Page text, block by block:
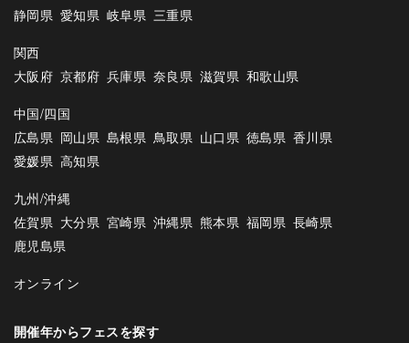
静岡県 愛知県 岐阜県 三重県
関西
大阪府 京都府 兵庫県 奈良県 滋賀県 和歌山県
中国/四国
広島県 岡山県 島根県 鳥取県 山口県 徳島県 香川県
愛媛県 高知県
九州/沖縄
佐賀県 大分県 宮崎県 沖縄県 熊本県 福岡県 長崎県
鹿児島県
オンライン
開催年からフェスを探す